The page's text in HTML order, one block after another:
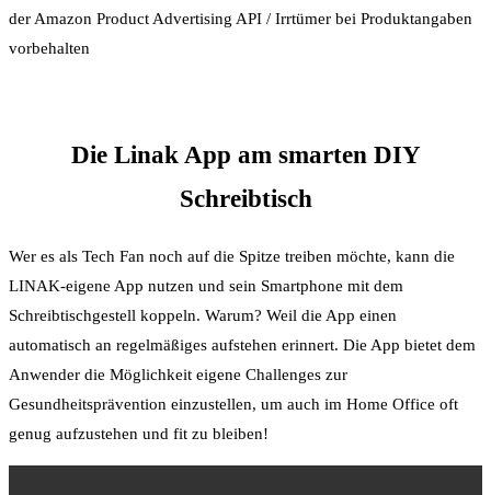
der Amazon Product Advertising API / Irrtümer bei Produktangaben
vorbehalten
Die Linak App am smarten DIY
Schreibtisch
Wer es als Tech Fan noch auf die Spitze treiben möchte, kann die
LINAK-eigene App nutzen und sein Smartphone mit dem
Schreibtischgestell koppeln. Warum? Weil die App einen
automatisch an regelmäßiges aufstehen erinnert. Die App bietet dem
Anwender die Möglichkeit eigene Challenges zur
Gesundheitsprävention einzustellen, um auch im Home Office oft
genug aufzustehen und fit zu bleiben!